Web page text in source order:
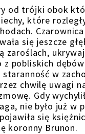
od trójki obok
które
się jeszcze
zaroślach,
z pobliskich dębów
staranność w
chwilę uwagi
Gdy
nie było już w
się
koronny Brunon.